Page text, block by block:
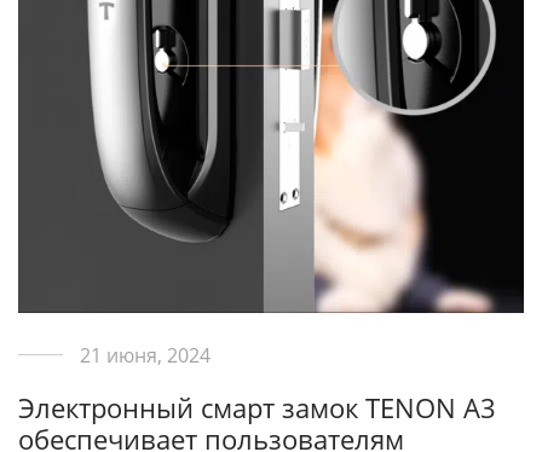
21 июня, 2024
Электронный смарт замок TENON A3
обеспечивает пользователям